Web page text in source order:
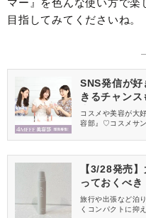
目指してみてくださいね。
SNS発信が
きるチャン
中
コスメや美容が大
容部』♡コスメサ
【3/28発売
っておくべき
旅行や出張など泊
くコンパクトに抑